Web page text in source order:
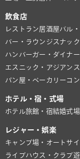
飲食店
レストラン居酒屋バル
バー・ラウンジ スナッ
ハンバーガー・ダイナー
エスニック・アジアン
パン屋・ベーカリー コ
ホテル・宿・式場
ホテル旅館・宿結婚式場
レジャー・娯楽
キャンプ場・オートサイ
ライブハウス・クラブ